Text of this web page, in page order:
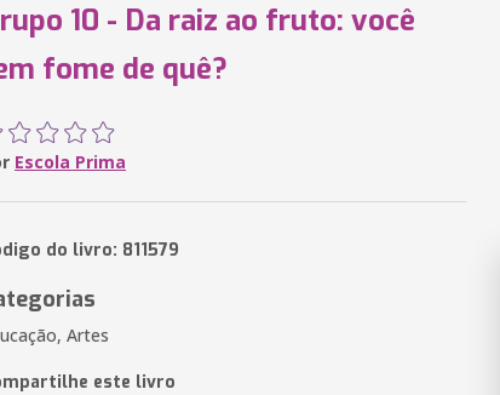
10 - Da raiz ao fruto: você
fome de quê?
Escola Prima
do livro: 811579
Artes
este livro